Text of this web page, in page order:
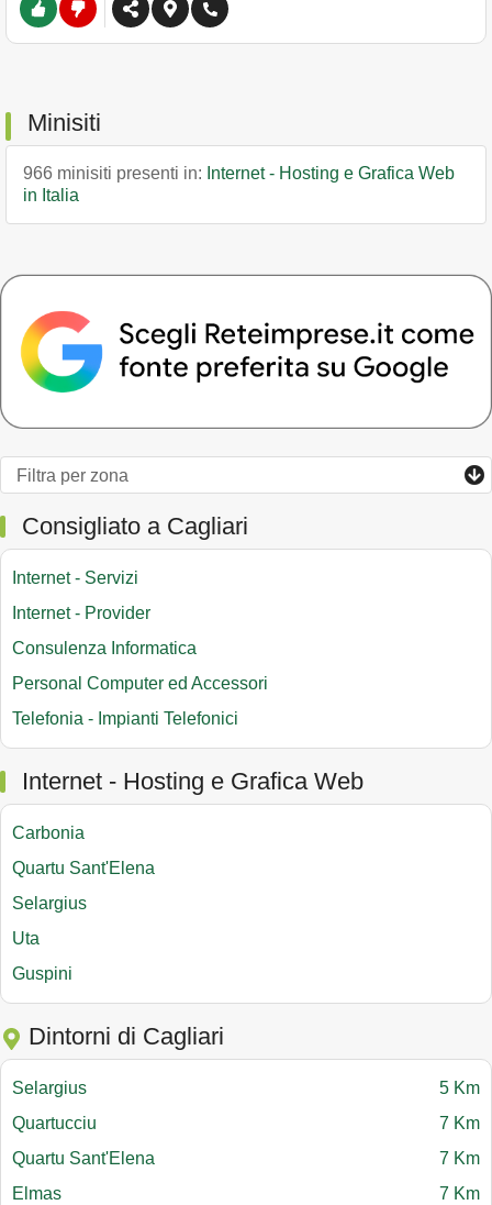
Minisiti
966 minisiti presenti in: Internet - Hosting e Grafica Web
in Italia
Consigliato a Cagliari
Internet - Servizi
Internet - Provider
Consulenza Informatica
Personal Computer ed Accessori
Telefonia - Impianti Telefonici
Internet - Hosting e Grafica Web
Carbonia
Quartu Sant'Elena
Selargius
Uta
Guspini
Dintorni di Cagliari
Selargius
5 Km
Quartucciu
7 Km
Quartu Sant'Elena
7 Km
Elmas
7 Km